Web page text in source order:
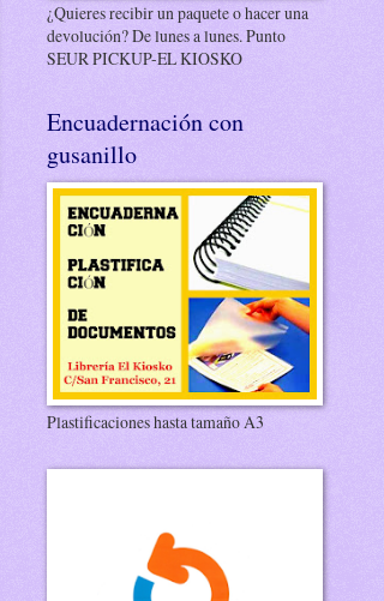
¿Quieres recibir un paquete o hacer una
devolución? De lunes a lunes. Punto
SEUR PICKUP-EL KIOSKO
Encuadernación con
gusanillo
Plastificaciones hasta tamaño A3